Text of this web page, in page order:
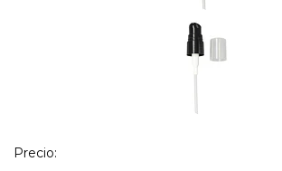
Precio: